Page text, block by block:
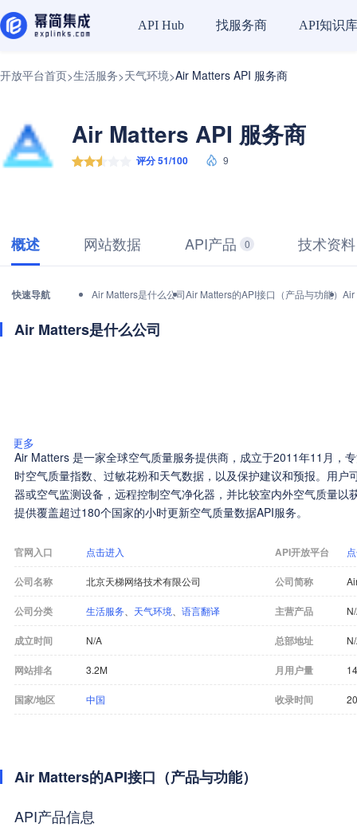
API Hub 找服务商 API知识库
开放平台首页>生活服务>天气环境>Air Matters API 服务商
Air Matters API 服务商
评分 51/100 9
概述 网站数据 API产品 0 技术资料
快速导航 Air Matters是什么公司Air Matters的API接口（产品与功能） Air
Air Matters是什么公司
更多
Air Matters 是一家全球空气质量服务提供商，成立于2011年11月，
时空气质量指数、过敏花粉和天气数据，以及保护建议和预报。用户
器或空气监测设备，远程控制空气净化器，并比较室内外空气质量以
提供覆盖超过180个国家的小时更新空气质量数据API服务。
官网入口 点击进入 API开放平台
公司名称 北京天梯网络技术有限公司 公司简称
公司分类 生活服务 天气环境 语言翻译 主营产品
成立时间 N/A 总部地址
网站排名 3.2M 月用户量
国家/地区 中国 收录时间
Air Matters的API接口（产品与功能）
API产品信息